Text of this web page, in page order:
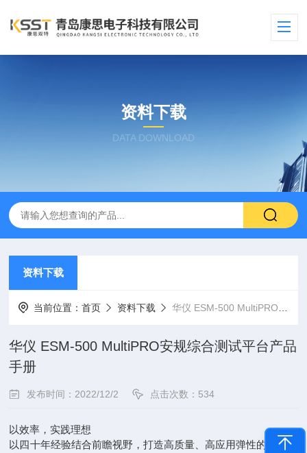
资料下载
DATA DOWNLOAD
资料下载
当前位置：首页 资料下载 华仪 ESM-500 MultiPRO安规综合测试平台产品手册
华仪 ESM-500 MultiPRO安规综合测试平台产品
手册
发布时间：2022/12/2 点击次数：534
以效率，实践理想
以四十年经验结合前瞻视野，打造高质量、高应用弹性的安规测